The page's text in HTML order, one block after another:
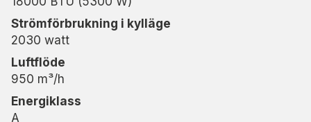
Enkel att använda och flytta
AC Palermo 18K har en intuitiv digital touchpanel
som gör den lätt att styra. Tack vare de
lättrullande hjulen kan den enkelt flyttas dit där
den bäst behövs. Det medföljande fönstersatsen
Strömförbrukning i kylläge
2030 watt
Luftflöde
950 m³/h
Energiklass
A